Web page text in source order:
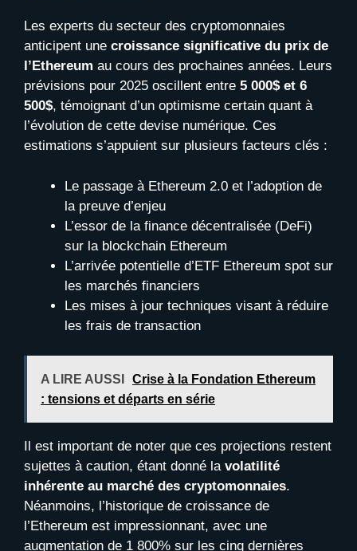
Les experts du secteur des cryptomonnaies
anticipent une croissance significative du prix de
l’Ethereum au cours des prochaines années. Leurs
prévisions pour 2025 oscillent entre 5 000$ et 6
500$, témoignant d’un optimisme certain quant à
l’évolution de cette devise numérique. Ces
estimations s’appuient sur plusieurs facteurs clés :
Le passage à Ethereum 2.0 et l’adoption de
la preuve d’enjeu
L’essor de la finance décentralisée (DeFi)
sur la blockchain Ethereum
L’arrivée potentielle d’ETF Ethereum spot sur
les marchés financiers
Les mises à jour techniques visant à réduire
les frais de transaction
A LIRE AUSSI
Crise à la Fondation Ethereum
: tensions et départs en série
Il est important de noter que ces projections restent
sujettes à caution, étant donné la volatilité
inhérente au marché des cryptomonnaies.
Néanmoins, l’historique de croissance de
l’Ethereum est impressionnant, avec une
augmentation de 1 800% sur les cinq dernières